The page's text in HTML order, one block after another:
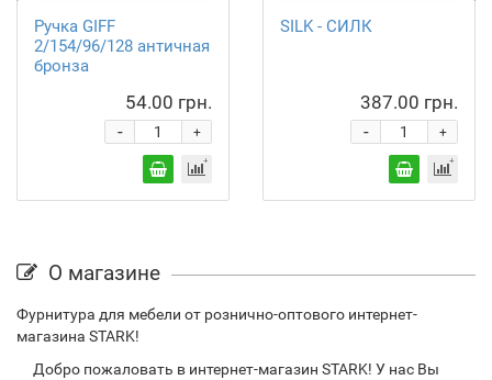
Ручка GIFF
2/154/96/128 античная
бронза
54.00 грн.
+
-
SILK - СИЛК
387.00 грн.
+
-
О магазине
Фурнитура для мебели от рознично-оптового интернет-
магазина STARK!
Добро пожаловать в интернет-магазин STARK! У нас Вы